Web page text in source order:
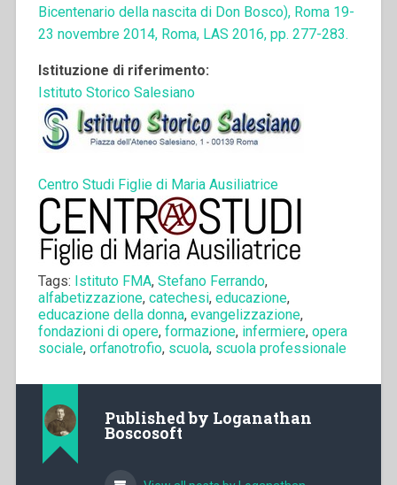
Bicentenario della nascita di Don Bosco), Roma 19-
23 novembre 2014, Roma, LAS 2016, pp. 277-283.
Istituzione di riferimento:
Istituto Storico Salesiano
Centro Studi Figlie di Maria Ausiliatrice
Tags: Istituto FMA, Stefano Ferrando,
alfabetizzazione, catechesi, educazione,
educazione della donna, evangelizzazione,
fondazioni di opere, formazione, infermiere, opera
sociale, orfanotrofio, scuola, scuola professionale
Published by Loganathan
Boscosoft